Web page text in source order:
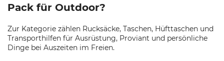
Pack für Outdoor?
Zur Kategorie zählen Rucksäcke, Taschen, Hüfttaschen und
Transporthilfen für Ausrüstung, Proviant und persönliche
Dinge bei Auszeiten im Freien.